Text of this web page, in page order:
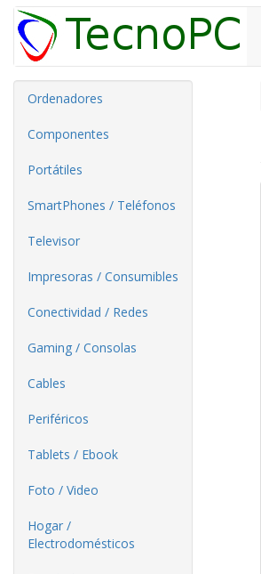
Ordenadores
Componentes
Portátiles
SmartPhones / Teléfonos
Televisor
Impresoras / Consumibles
Conectividad / Redes
Gaming / Consolas
Cables
Periféricos
Tablets / Ebook
Foto / Video
Hogar /
Electrodomésticos